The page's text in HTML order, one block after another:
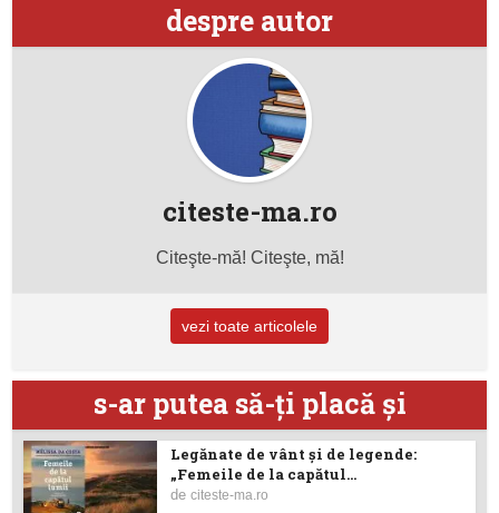
despre autor
citeste-ma.ro
Citeşte-mă! Citeşte, mă!
vezi toate articolele
s-ar putea să-ţi placă şi
Legănate de vânt și de legende:
„Femeile de la capătul...
deciteste-ma.ro